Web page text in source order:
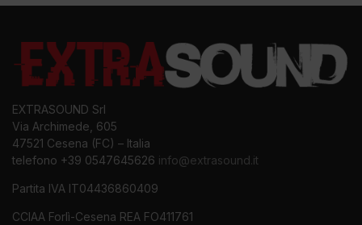
EXTRASOUND Srl
Via Archimede, 605
47521 Cesena (FC) – Italia
telefono +39 0547645626 info@extrasound.it
Partita IVA IT04436860409
CCIAA Forlì-Cesena REA FO411761